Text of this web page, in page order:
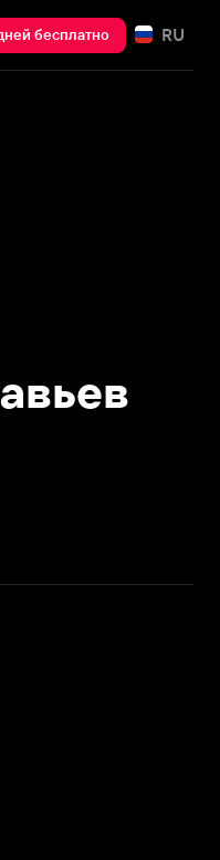
бесплатно RU